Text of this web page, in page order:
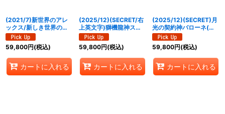
(2021/7)新世界のアレ
ックス/新しき世界の創
界神アレックス
(CONGRATULATION)
【CP】{BS55-
TCP10a/BS55-
TCP10b}《多》
59,800円(税込)
カートに入れる
(2025/12)(SECRET/右
上英文字)獅機龍神スト
ライクヴルム・レオ
XV【XV-SEC】
{BSC49-XV08}《白》
59,800円(税込)
カートに入れる
(2025/12)(SECRET)月
光の契約神バローネ(ア
ニメ背景)【契約X-
SEC】{BSC50-CX03}
《白》
59,800円(税込)
カートに入れる